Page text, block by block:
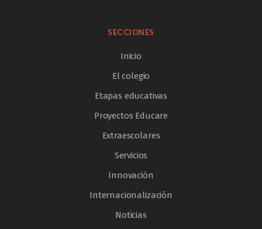
SECCIONES
Inicio
El colegio
Etapas educativas
Proyectos Educare
Extraescolares
Servicios
Innovación
Internacionalización
Noticias